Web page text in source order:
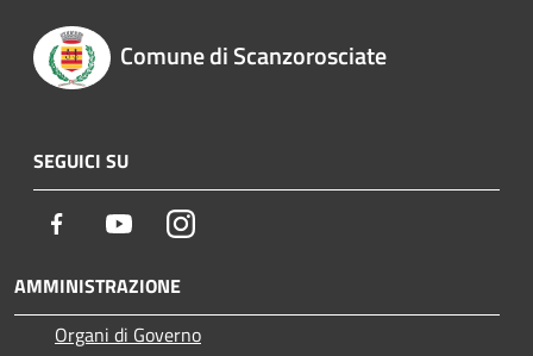
Comune di Scanzorosciate
SEGUICI SU
Facebook YoutubeInstagram
AMMINISTRAZIONE
Organi di Governo